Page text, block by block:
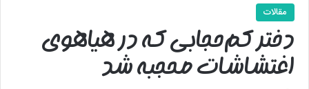
مقالات
دختر کم‌حجابی که در هیاهوی
اغتشاشات محجبه شد